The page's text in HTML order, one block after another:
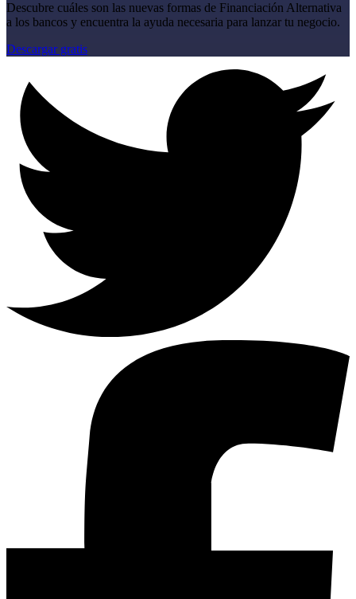
Descubre cuáles son las nuevas formas de Financiación Alternativa
a los bancos y encuentra la ayuda necesaria para lanzar tu negocio.
Descargar gratis